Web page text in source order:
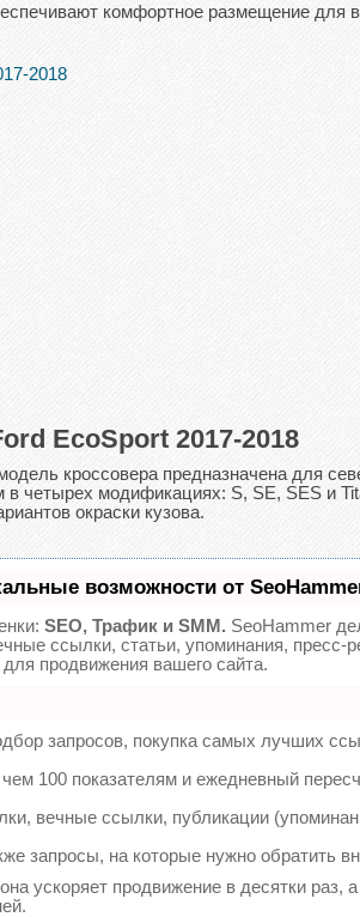
комфортное размещение для
EcoSport 2017-2018
кроссовера предназначена для
четырех модификациях: S, SE, SES и
окраски кузова.
возможности от
SEO, Трафик и SMM. SeoHammer
ссылки, статьи, упоминания, пресс-
продвижения вашего сайта.
запросов, покупка самых лучших
100 показателям и ежедневный
вечные ссылки, публикации
запросы, на которые нужно обратить
ускоряет продвижение в десятки раз,